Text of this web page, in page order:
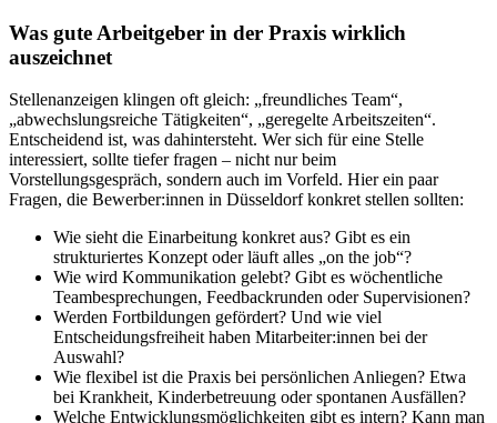
Was gute Arbeitgeber in der Praxis wirklich
auszeichnet
Stellenanzeigen klingen oft gleich: „freundliches Team“,
„abwechslungsreiche Tätigkeiten“, „geregelte Arbeitszeiten“.
Entscheidend ist, was dahintersteht. Wer sich für eine Stelle
interessiert, sollte tiefer fragen – nicht nur beim
Vorstellungsgespräch, sondern auch im Vorfeld. Hier ein paar
Fragen, die Bewerber:innen in Düsseldorf konkret stellen sollten:
Wie sieht die Einarbeitung konkret aus? Gibt es ein
strukturiertes Konzept oder läuft alles „on the job“?
Wie wird Kommunikation gelebt? Gibt es wöchentliche
Teambesprechungen, Feedbackrunden oder Supervisionen?
Werden Fortbildungen gefördert? Und wie viel
Entscheidungsfreiheit haben Mitarbeiter:innen bei der
Auswahl?
Wie flexibel ist die Praxis bei persönlichen Anliegen? Etwa
bei Krankheit, Kinderbetreuung oder spontanen Ausfällen?
Welche Entwicklungsmöglichkeiten gibt es intern? Kann man